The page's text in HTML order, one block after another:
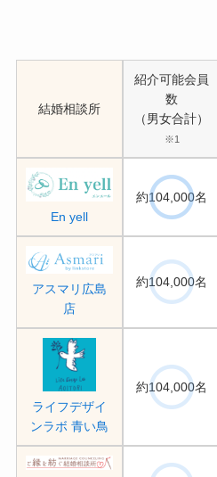
結婚相談所
紹介可能会員
数
（男女合計）
※1
En yell
約104,000名
アスマリ広島
店
約104,000名
ライフデザイ
ンラボ 青い鳥
約104,000名